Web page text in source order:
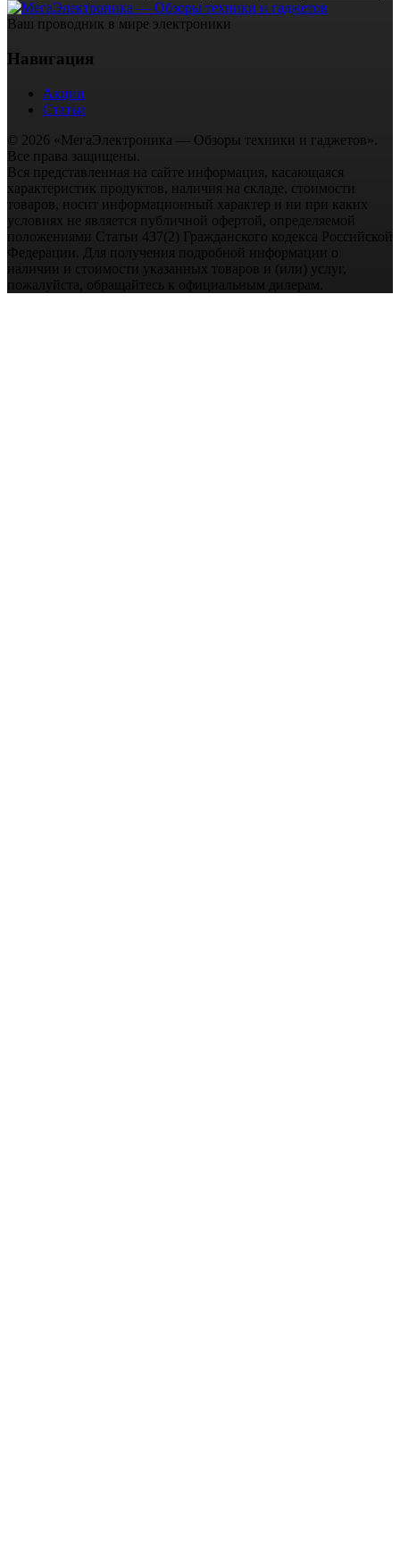
Ваш проводник в мире электроники
Навигация
Акции
Статьи
© 2026 «МегаЭлектроника — Обзоры техники и гаджетов».
Все права защищены.
Вся представленная на сайте информация, касающаяся
характеристик продуктов, наличия на складе, стоимости
товаров, носит информационный характер и ни при каких
условиях не является публичной офертой, определяемой
положениями Статьи 437(2) Гражданского кодекса Российской
Федерации. Для получения подробной информации о
наличии и стоимости указанных товаров и (или) услуг,
пожалуйста, обращайтесь к официальным дилерам.